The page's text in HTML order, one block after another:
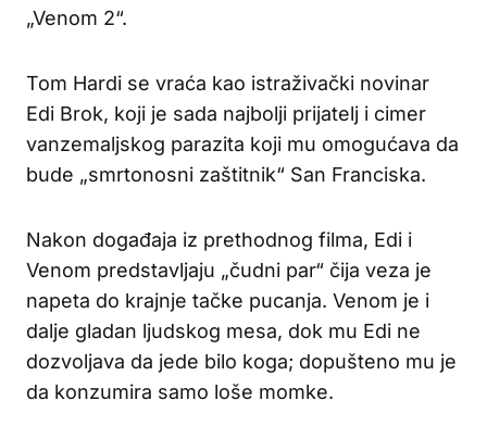
„Venom 2“.
Tom Hardi se vraća kao istraživački novinar
Edi Brok, koji je sada najbolji prijatelj i cimer
vanzemaljskog parazita koji mu omogućava da
bude „smrtonosni zaštitnik“ San Franciska.
Nakon događaja iz prethodnog filma, Edi i
Venom predstavljaju „čudni par“ čija veza je
napeta do krajnje tačke pucanja. Venom je i
dalje gladan ljudskog mesa, dok mu Edi ne
dozvoljava da jede bilo koga; dopušteno mu je
da konzumira samo loše momke.